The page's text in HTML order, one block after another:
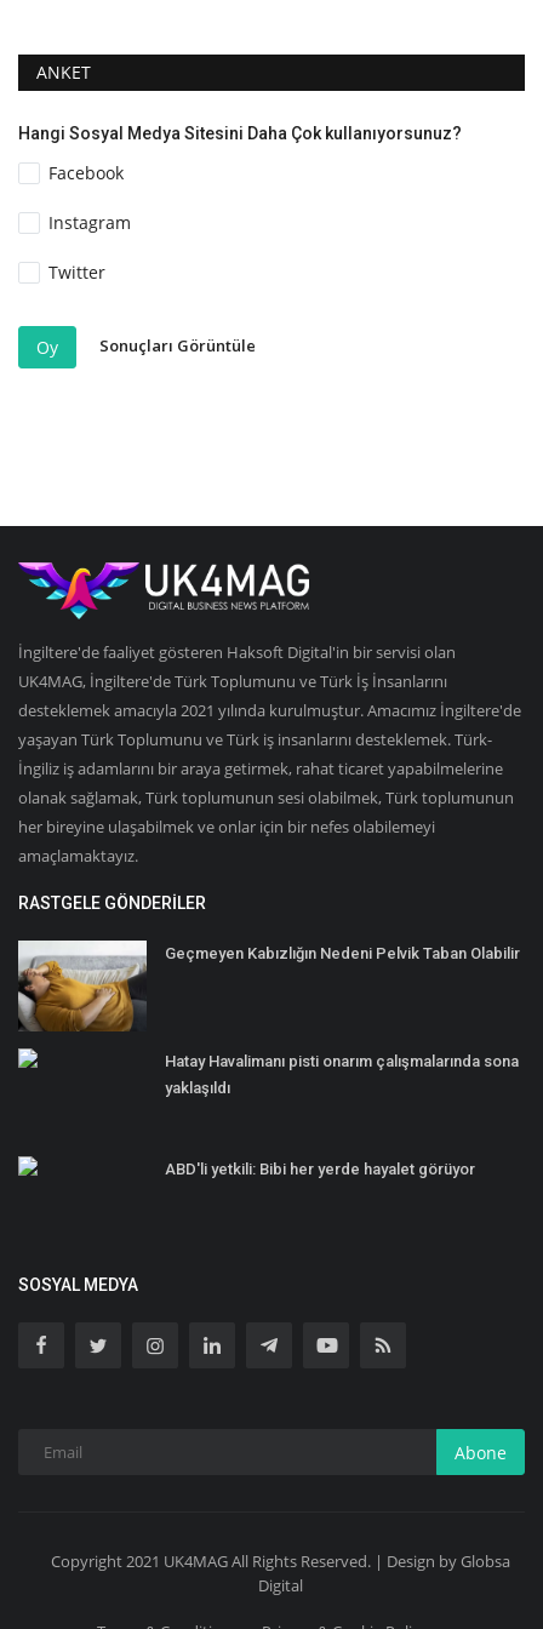
ANKET
Hangi Sosyal Medya Sitesini Daha Çok kullanıyorsunuz?
Facebook
Instagram
Twitter
Oy Sonuçları Görüntüle
İngiltere'de faaliyet gösteren Haksoft Digital'in bir servisi olan
UK4MAG, İngiltere'de Türk Toplumunu ve Türk İş İnsanlarını
desteklemek amacıyla 2021 yılında kurulmuştur. Amacımız İngiltere'de
yaşayan Türk Toplumunu ve Türk iş insanlarını desteklemek. Türk-
İngiliz iş adamlarını bir araya getirmek, rahat ticaret yapabilmelerine
olanak sağlamak, Türk toplumunun sesi olabilmek, Türk toplumunun
her bireyine ulaşabilmek ve onlar için bir nefes olabilemeyi
amaçlamaktayız.
RASTGELE GÖNDERILER
Geçmeyen Kabızlığın Nedeni Pelvik Taban Olabilir
Hatay Havalimanı pisti onarım çalışmalarında sona
yaklaşıldı
ABD'li yetkili: Bibi her yerde hayalet görüyor
SOSYAL MEDYA
Abone
Copyright 2021 UK4MAG All Rights Reserved. | Design by Globsa
Digital